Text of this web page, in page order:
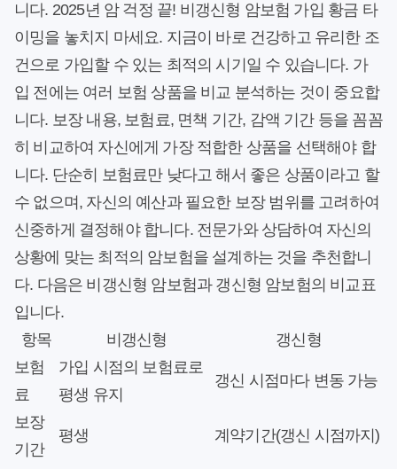
니다. 2025년 암 걱정 끝! 비갱신형 암보험 가입 황금 타
이밍을 놓치지 마세요. 지금이 바로 건강하고 유리한 조
건으로 가입할 수 있는 최적의 시기일 수 있습니다. 가
입 전에는 여러 보험 상품을 비교 분석하는 것이 중요합
니다. 보장 내용, 보험료, 면책 기간, 감액 기간 등을 꼼꼼
히 비교하여 자신에게 가장 적합한 상품을 선택해야 합
니다. 단순히 보험료만 낮다고 해서 좋은 상품이라고 할
수 없으며, 자신의 예산과 필요한 보장 범위를 고려하여
신중하게 결정해야 합니다. 전문가와 상담하여 자신의
상황에 맞는 최적의 암보험을 설계하는 것을 추천합니
다. 다음은 비갱신형 암보험과 갱신형 암보험의 비교표
입니다.
항목
비갱신형
갱신형
보험
료
가입 시점의 보험료로
평생 유지
갱신 시점마다 변동 가능
보장
기간
평생 계약기간(갱신 시점까지)